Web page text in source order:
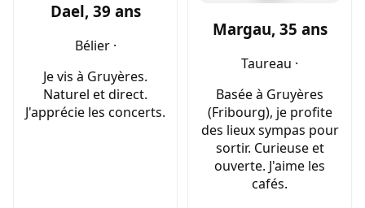
Dael, 39 ans
Bélier ·
Je vis à Gruyères.
Naturel et direct.
J'apprécie les concerts.
Margau, 35 ans
Taureau ·
Basée à Gruyères
(Fribourg), je profite
des lieux sympas pour
sortir. Curieuse et
ouverte. J'aime les
cafés.